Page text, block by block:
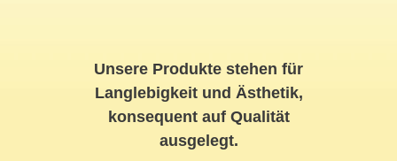
Unsere Produkte stehen für
Langlebigkeit und Ästhetik,
konsequent auf Qualität
ausgelegt.